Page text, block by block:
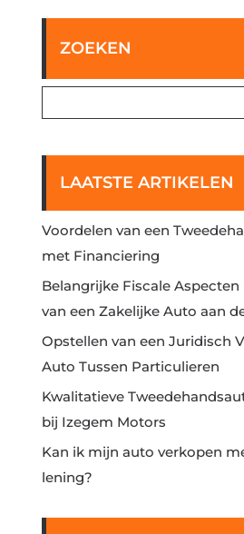
ZOEKEN
LAATSTE ARTIKELEN
Voordelen van een
met Financiering
Belangrijke Fiscale
van een Zakelijke Auto aan
Opstellen van een Juridisch
Auto Tussen Particulieren
Kwalitatieve
bij Izegem Motors
Kan ik mijn auto verkopen
lening?